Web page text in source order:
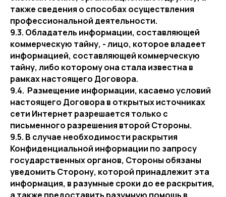
также сведения о способах осуществления
профессиональной деятельности.
9.3. Обладатель информации, составляющей
коммерческую тайну, - лицо, которое владеет
информацией, составляющей коммерческую
тайну, либо которому она стала известна в
рамках настоящего Договора.
9.4. Размещение информации, касаемо условий
настоящего Договора в открытых источниках
сети Интернет разрешается только с
письменного разрешения второй Стороны.
9.5. В случае необходимости раскрытия
Конфиденциальной информации по запросу
государственных органов, Стороны обязаны
уведомить Сторону, которой принадлежит эта
информация, в разумные сроки до ее раскрытия,